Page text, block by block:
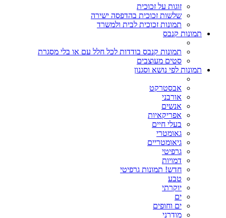
זוגות על זכוכית
שלשות זכוכית בהדפסה ישירה
תמונות זכוכית לבית ולמשרד
תמונות קנבס
תמונות קנבס בודדות לכל חלל עם או בלי מסגרת
סטים מעוצבים
תמונות לפי נושא וסגנון
אבסטרקט
אורבני
אנשים
אפריקאיות
בעלי חיים
גאומטרי
גיאומטריים
גרפיטי
דמויות
חדש! תמונות גרפיטי
טבע
יוקרתי
ים
ים וחופים
מודרני